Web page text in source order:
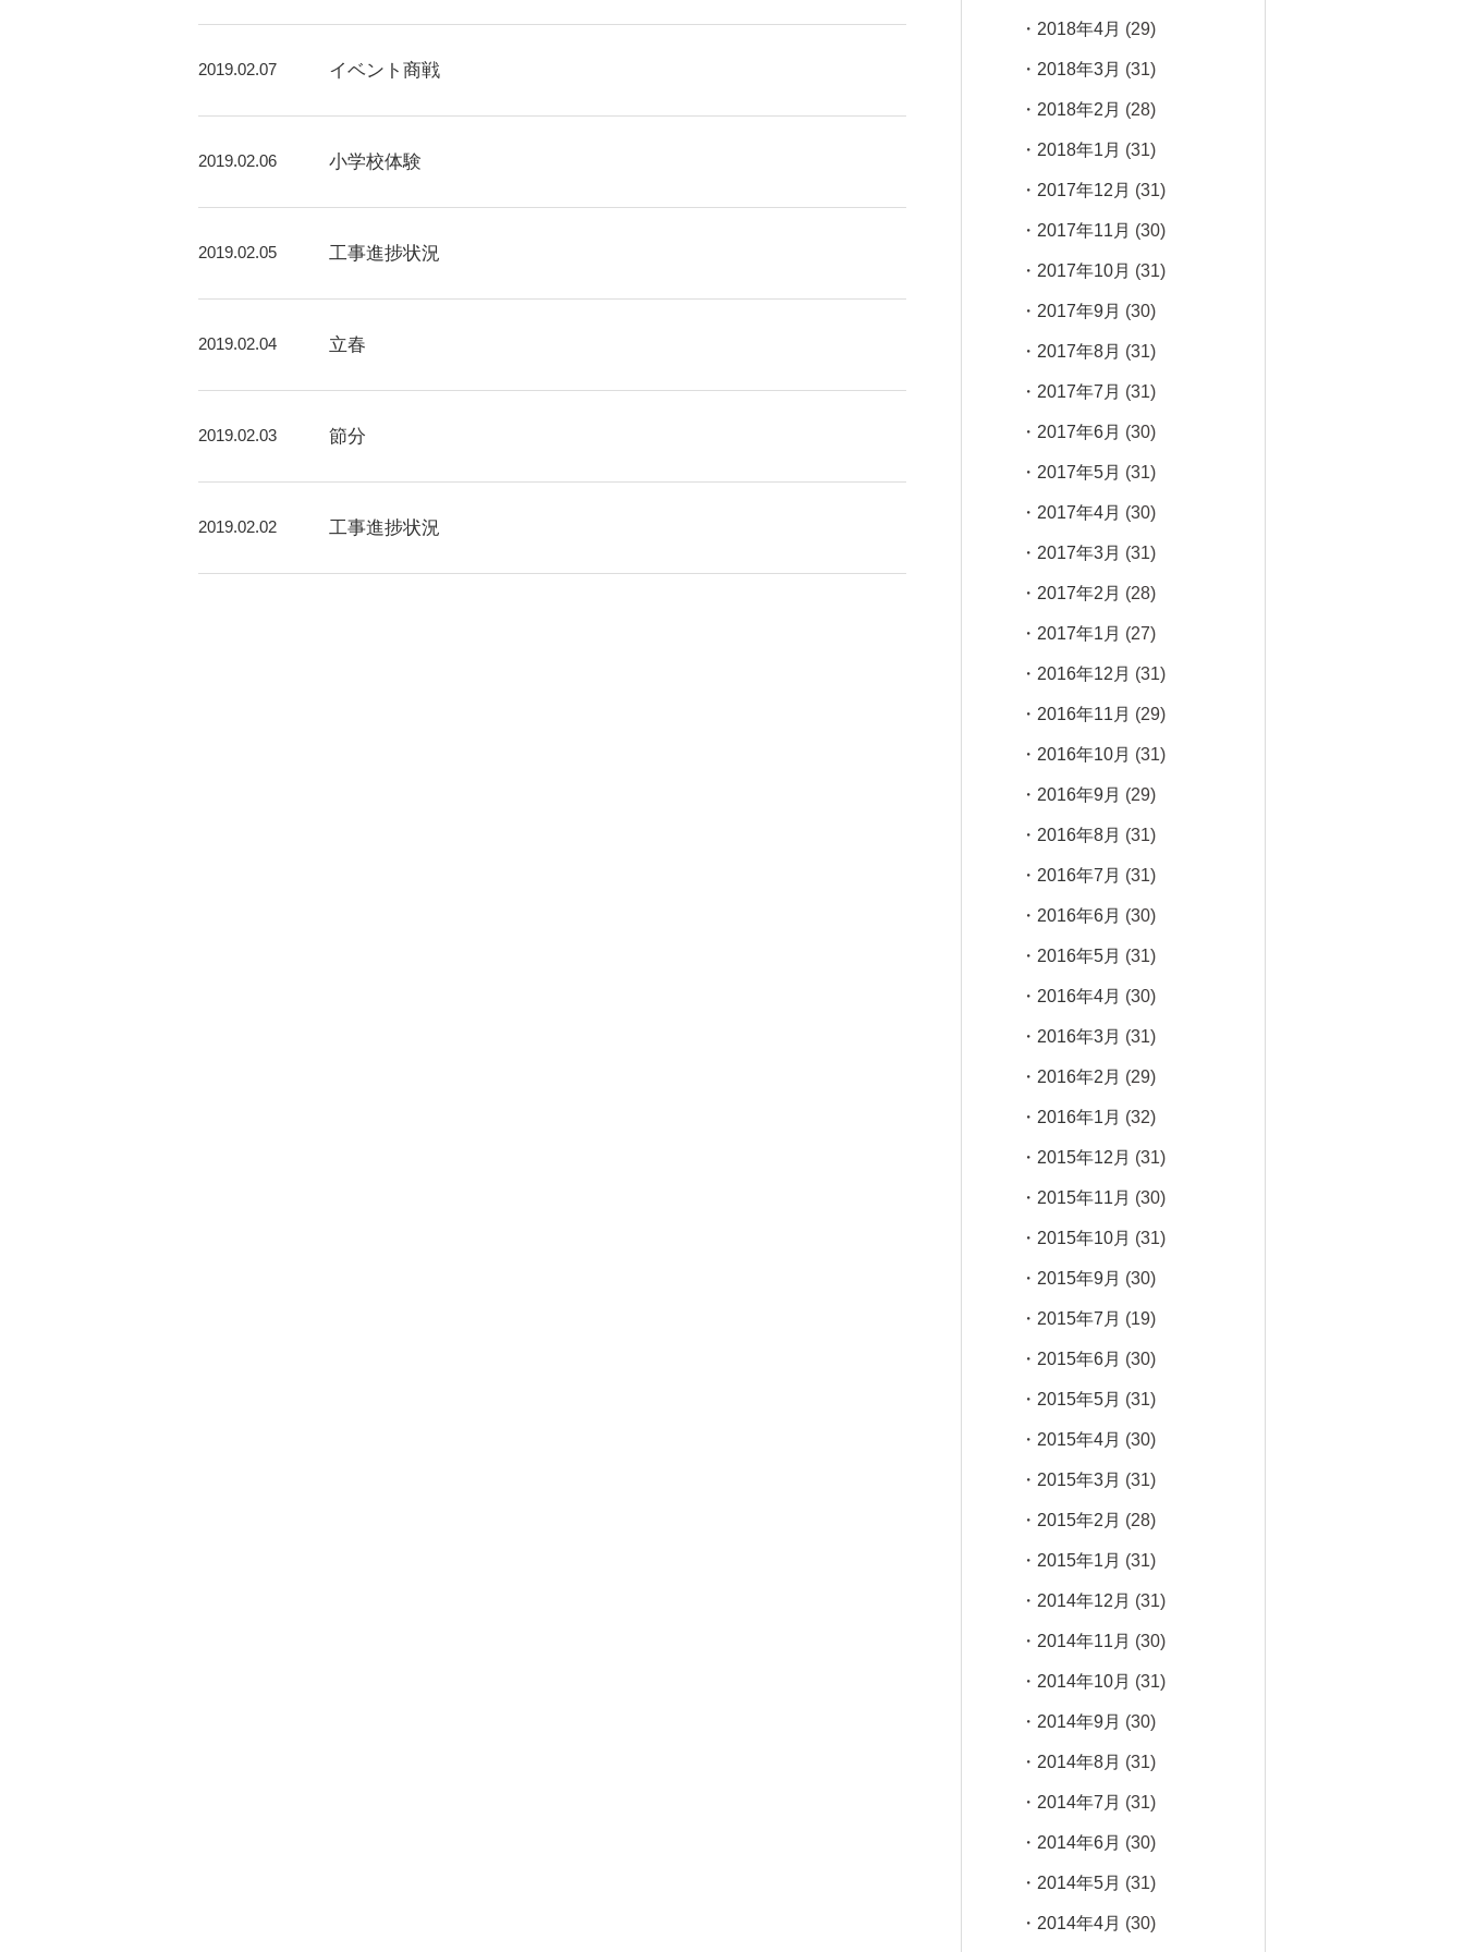
2019.02.07 イベント商戦
2019.02.06 小学校体験
2019.02.05 工事進捗状況
2019.02.04 立春
2019.02.03 節分
2019.02.02 工事進捗状況
2018年4月 (29)
2018年3月 (31)
2018年2月 (28)
2018年1月 (31)
2017年12月 (31)
2017年11月 (30)
2017年10月 (31)
2017年9月 (30)
2017年8月 (31)
2017年7月 (31)
2017年6月 (30)
2017年5月 (31)
2017年4月 (30)
2017年3月 (31)
2017年2月 (28)
2017年1月 (27)
2016年12月 (31)
2016年11月 (29)
2016年10月 (31)
2016年9月 (29)
2016年8月 (31)
2016年7月 (31)
2016年6月 (30)
2016年5月 (31)
2016年4月 (30)
2016年3月 (31)
2016年2月 (29)
2016年1月 (32)
2015年12月 (31)
2015年11月 (30)
2015年10月 (31)
2015年9月 (30)
2015年7月 (19)
2015年6月 (30)
2015年5月 (31)
2015年4月 (30)
2015年3月 (31)
2015年2月 (28)
2015年1月 (31)
2014年12月 (31)
2014年11月 (30)
2014年10月 (31)
2014年9月 (30)
2014年8月 (31)
2014年7月 (31)
2014年6月 (30)
2014年5月 (31)
2014年4月 (30)